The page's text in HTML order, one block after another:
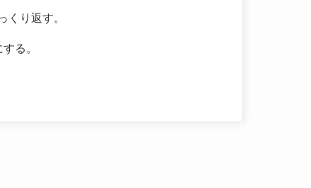
くり返す。
る。